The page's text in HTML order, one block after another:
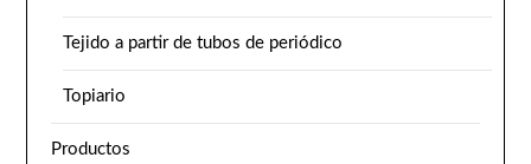
Tejido a partir de tubos de periódico
Topiario
Productos